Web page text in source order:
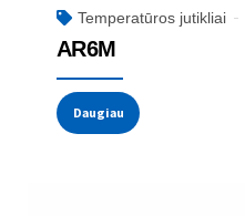
Temperatūros jutikliai
AR6M
Daugiau